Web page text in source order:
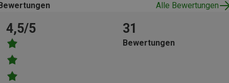
Alle Bewertungen
4,5/5 31
Bewertungen